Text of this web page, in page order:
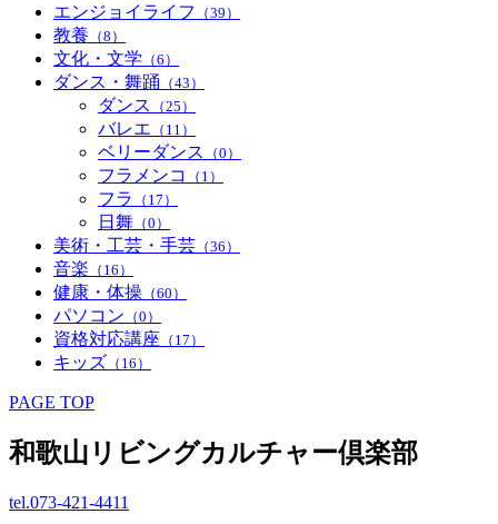
エンジョイライフ （39）
教養 （8）
文化・文学 （6）
ダンス・舞踊 （43）
ダンス （25）
バレエ （11）
ベリーダンス （0）
フラメンコ （1）
フラ （17）
日舞 （0）
美術・工芸・手芸 （36）
音楽 （16）
健康・体操 （60）
パソコン （0）
資格対応講座 （17）
キッズ （16）
PAGE TOP
和歌山リビングカルチャー倶楽部
tel.073-421-4411